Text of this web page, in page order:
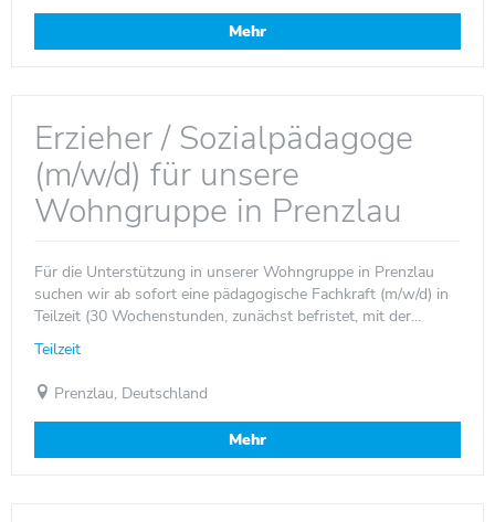
Mehr
Erzieher / Sozialpädagoge
(m/w/d) für unsere
Wohngruppe in Prenzlau
Für die Unterstützung in unserer Wohngruppe in Prenzlau
suchen wir ab sofort eine pädagogische Fachkraft (m/w/d) in
Teilzeit (30 Wochenstunden, zunächst befristet, mit der...
Teilzeit
Prenzlau, Deutschland
Mehr